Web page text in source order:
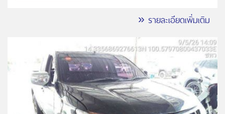
» รายละเอียดเพิ่มเติม